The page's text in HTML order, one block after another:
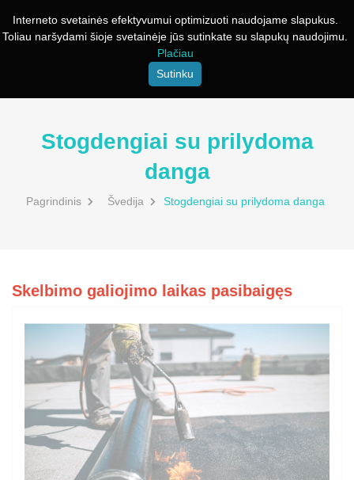
Interneto svetainės efektyvumui optimizuoti naudojame slapukus.
Toliau naršydami šioje svetainėje jūs sutinkate su slapukų naudojimu.
Plačiau
Sutinku
Stogdengiai su prilydoma
danga
Pagrindinis Švedija Stogdengiai su prilydoma danga
Skelbimo galiojimo laikas pasibaigęs